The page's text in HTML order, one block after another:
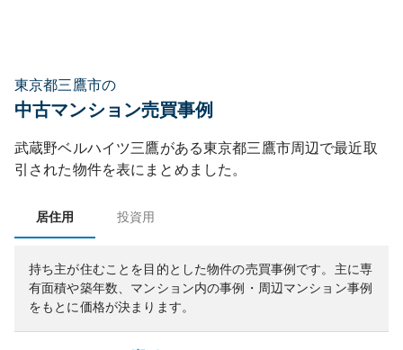
東京都三鷹市の
中古マンション売買事例
武蔵野ベルハイツ三鷹がある東京都三鷹市周辺で最近取
引された物件を表にまとめました。
居住用 投資用
持ち主が住むことを目的とした物件の売買事例です。 主に専
有面積や築年数、マンション内の事例・周辺マンション事例
をもとに価格が決まります。